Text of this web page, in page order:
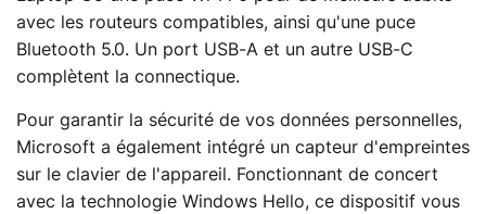
avec les routeurs compatibles, ainsi qu'une puce
Bluetooth 5.0. Un port USB-A et un autre USB-C
complètent la connectique.
Pour garantir la sécurité de vos données personnelles,
Microsoft a également intégré un capteur d'empreintes
sur le clavier de l'appareil. Fonctionnant de concert
avec la technologie Windows Hello, ce dispositif vous